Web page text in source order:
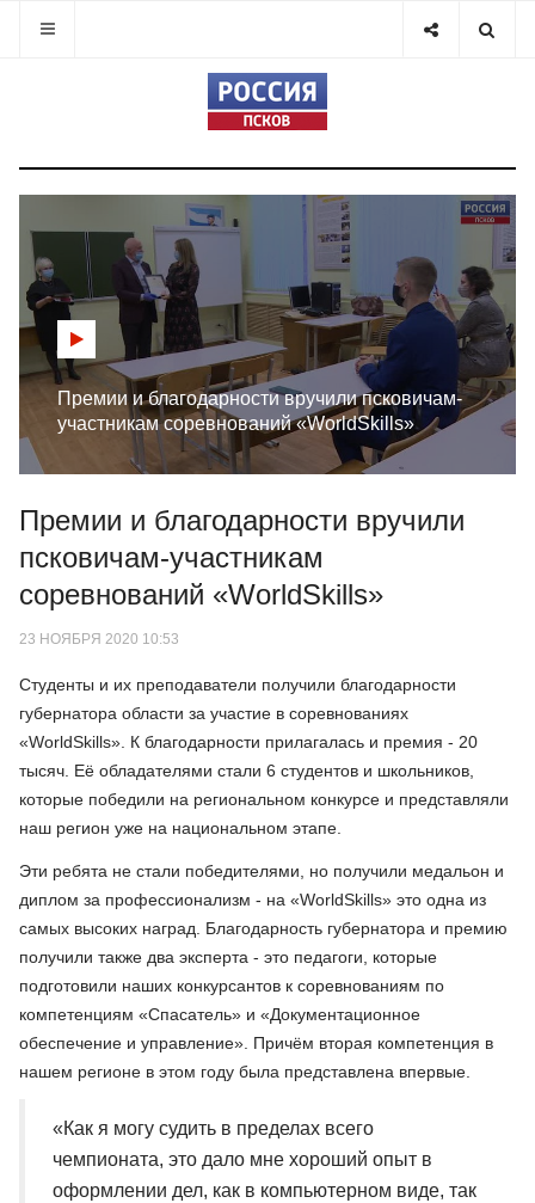
Премии и благодарности вручили псковичам-
участникам соревнований «WorldSkills»
Премии и благодарности вручили
псковичам-участникам
соревнований «WorldSkills»
23 НОЯБРЯ 2020 10:53
Студенты и их преподаватели получили благодарности
губернатора области за участие в соревнованиях
«WorldSkills». К благодарности прилагалась и премия - 20
тысяч. Её обладателями стали 6 студентов и школьников,
которые победили на региональном конкурсе и представляли
наш регион уже на национальном этапе.
Эти ребята не стали победителями, но получили медальон и
диплом за профессионализм - на «WorldSkills» это одна из
самых высоких наград. Благодарность губернатора и премию
получили также два эксперта - это педагоги, которые
подготовили наших конкурсантов к соревнованиям по
компетенциям «Спасатель» и «Документационное
обеспечение и управление». Причём вторая компетенция в
нашем регионе в этом году была представлена впервые.
«Как я могу судить в пределах всего
чемпионата, это дало мне хороший опыт в
оформлении дел, как в компьютерном виде, так